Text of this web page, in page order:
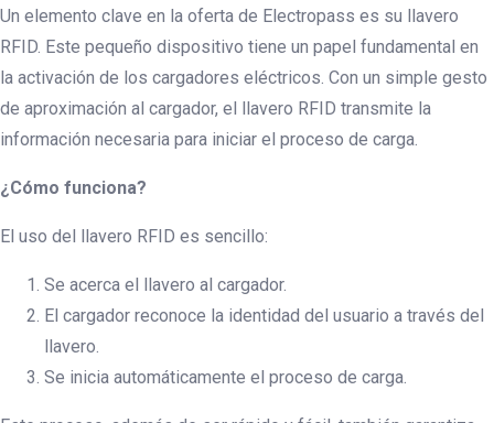
Un elemento clave en la oferta de Electropass es su llavero
RFID. Este pequeño dispositivo tiene un papel fundamental en
la activación de los cargadores eléctricos. Con un simple gesto
de aproximación al cargador, el llavero RFID transmite la
información necesaria para iniciar el proceso de carga.
¿Cómo funciona?
El uso del llavero RFID es sencillo:
Se acerca el llavero al cargador.
El cargador reconoce la identidad del usuario a través del
llavero.
Se inicia automáticamente el proceso de carga.